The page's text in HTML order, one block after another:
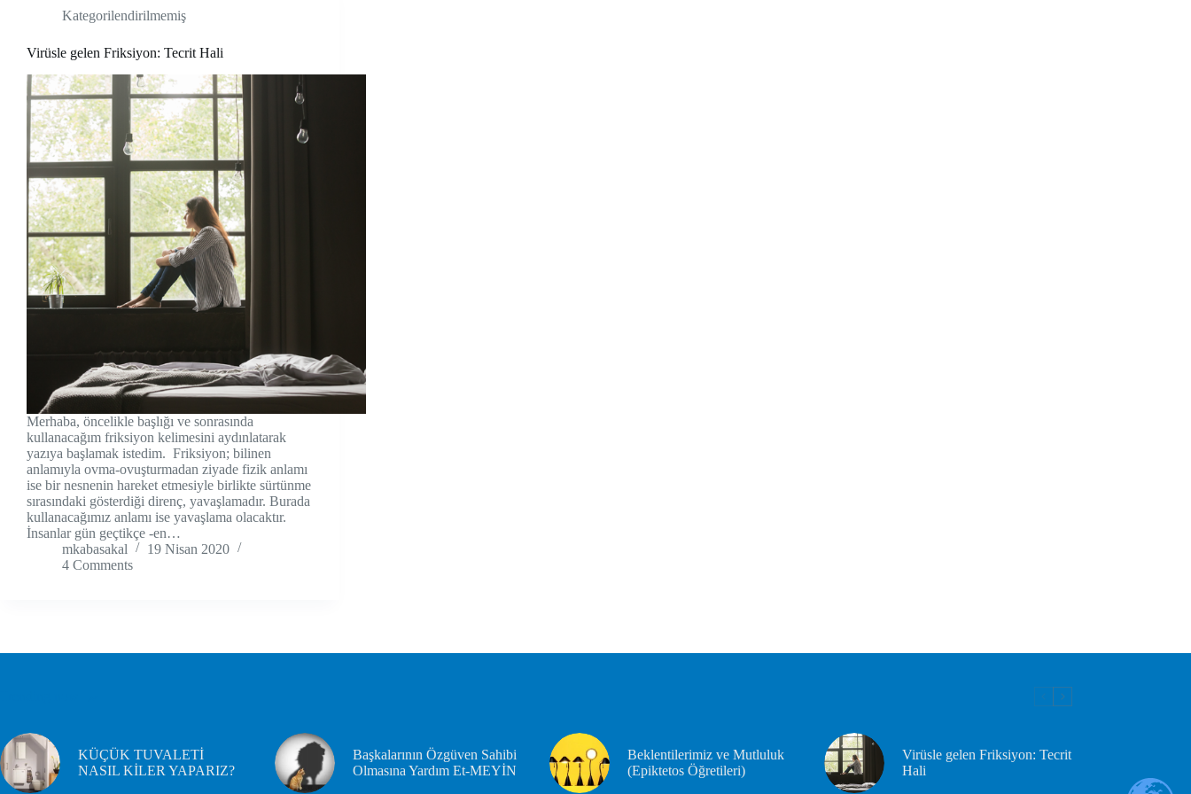
Kategorilendirilmemiş
Virüsle gelen Friksiyon: Tecrit Hali
Merhaba, öncelikle başlığı ve sonrasında
kullanacağım friksiyon kelimesini aydınlatarak
yazıya başlamak istedim. Friksiyon; bilinen
anlamıyla ovma-ovuşturmadan ziyade fizik anlamı
ise bir nesnenin hareket etmesiyle birlikte sürtünme
sırasındaki gösterdiği direnç, yavaşlamadır. Burada
kullanacağımız anlamı ise yavaşlama olacaktır.
İnsanlar gün geçtikçe -en…
mkabasakal
19 Nisan 2020
4 Comments
KÜÇÜK TUVALETİ
NASIL KİLER YAPARIZ?
Başkalarının Özgüven Sahibi
Olmasına Yardım Et-MEYİN
Beklentilerimiz ve Mutluluk
(Epiktetos Öğretileri)
Virüsle gelen Friksiyon: Tecrit
Hali